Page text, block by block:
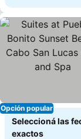
Opción popular
Seleccioná las
exactos